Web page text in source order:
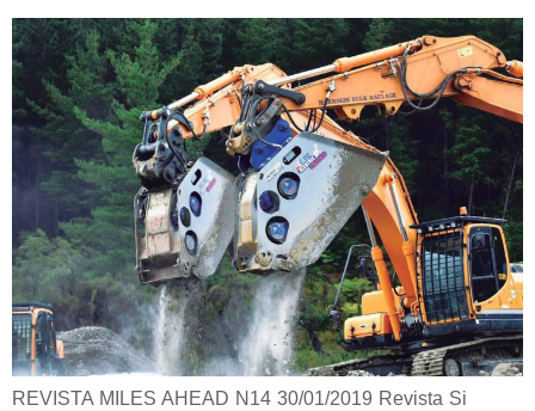
REVISTA MILES AHEAD N14 30/01/2019 Revista Si